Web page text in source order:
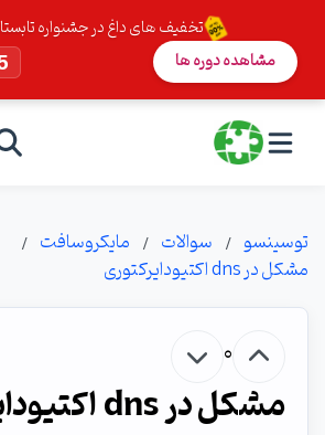
تخفیف های داغ در جشنواره
مشاهده دوره ها
توسینسو سوالات
مایکروسافت
مشکل در dns اکتیودایرکتوری
0
مشکل در dns اکتیودایرکتوری